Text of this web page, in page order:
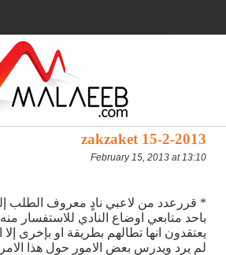
zakzaket 15-2-2013
February 15, 2013 at 13:10
* قررعدد من لاعبي نادٍ معروف الطلب
باحد متابعي اوضاع النادي للاستفسار
يعتقدون انها تطالهم بطريقة او بإخرى
لم يرد ويدرس بعض الامور حول هذا